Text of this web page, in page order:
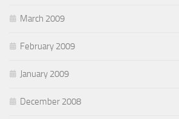
March 2009
February 2009
January 2009
December 2008